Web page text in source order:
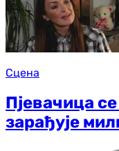
Сцена
Пјевачица
зарађује